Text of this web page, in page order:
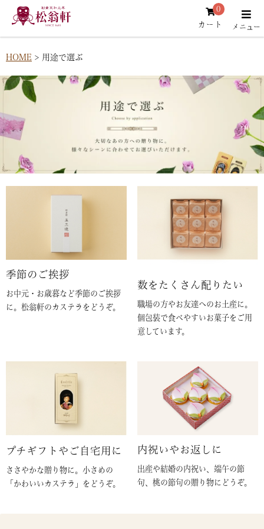
カート
0
HOME 用途で選ぶ
季節のご挨拶
お中元・お歳暮など季節のご挨拶
に。松翁軒のカステラをどうぞ。
数をたくさん配りたい
職場の方やお友達へのお土産に。
個包装で食べやすいお菓子をご用
意しています。
プチギフトやご自宅用に
ささやかな贈り物に。小さめの
「かわいいカステラ」をどうぞ。
内祝いやお返しに
出産や結婚の内祝い、端午の節
句、桃の節句の贈り物にどうぞ。